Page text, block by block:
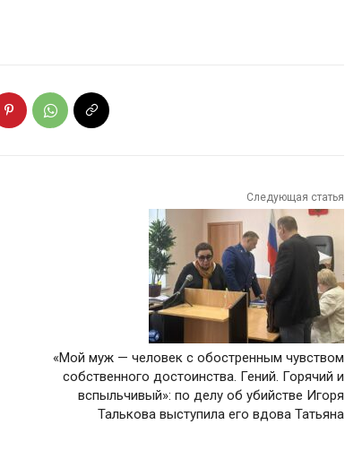
Следующая статья
«Мой муж — человек с обостренным чувством
собственного достоинства. Гений. Горячий и
вспыльчивый»: по делу об убийстве Игоря
Талькова выступила его вдова Татьяна